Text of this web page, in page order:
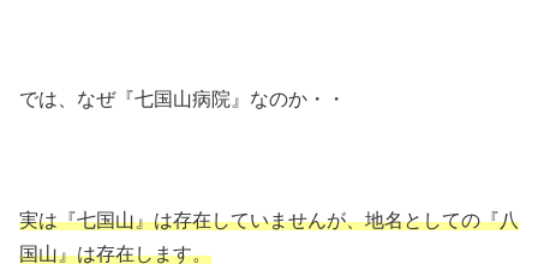
では、なぜ『七国山病院』なのか・・
実は『七国山』は存在していませんが、地名としての『八
国山』は存在します。